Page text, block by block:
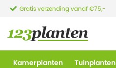
Gratis verzending vanaf €75,-
Kamerplanten Tuinplanten